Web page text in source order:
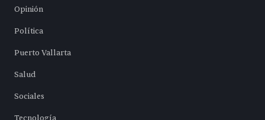
Opinión
Política
Puerto Vallarta
Salud
Sociales